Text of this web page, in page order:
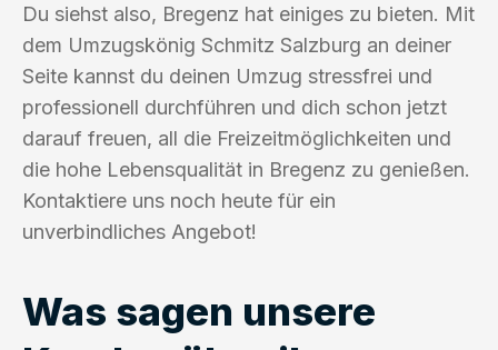
Du siehst also, Bregenz hat einiges zu bieten. Mit
dem Umzugskönig Schmitz Salzburg an deiner
Seite kannst du deinen Umzug stressfrei und
professionell durchführen und dich schon jetzt
darauf freuen, all die Freizeitmöglichkeiten und
die hohe Lebensqualität in Bregenz zu genießen.
Kontaktiere uns noch heute für ein
unverbindliches Angebot!
Was sagen unsere